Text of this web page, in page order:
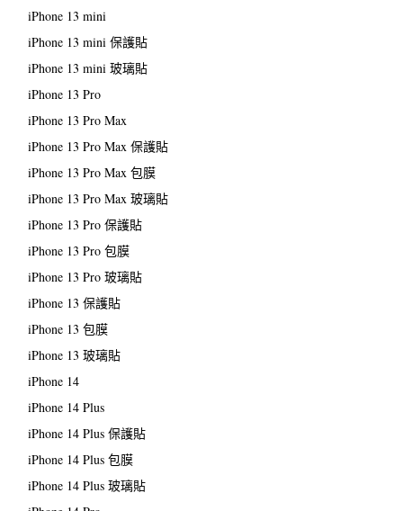
iPhone 13 mini
iPhone 13 mini 保護貼
iPhone 13 mini 玻璃貼
iPhone 13 Pro
iPhone 13 Pro Max
iPhone 13 Pro Max 保護貼
iPhone 13 Pro Max 包膜
iPhone 13 Pro Max 玻璃貼
iPhone 13 Pro 保護貼
iPhone 13 Pro 包膜
iPhone 13 Pro 玻璃貼
iPhone 13 保護貼
iPhone 13 包膜
iPhone 13 玻璃貼
iPhone 14
iPhone 14 Plus
iPhone 14 Plus 保護貼
iPhone 14 Plus 包膜
iPhone 14 Plus 玻璃貼